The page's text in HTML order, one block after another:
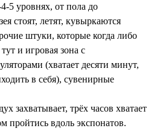
5 уровнях, от пола до
стоят, летят, кувыркаются
штуки, которые когда либо
и игровая зона с
(хватает десяти минут,
в себя), сувенирные
захватывает, трёх часов хватает
пройтись вдоль экспонатов.